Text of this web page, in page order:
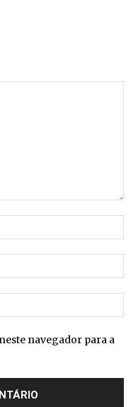
navegador para a